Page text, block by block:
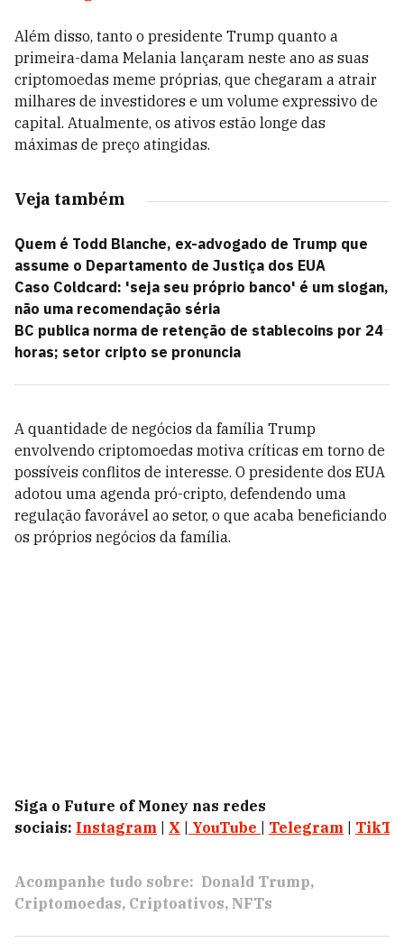
Além disso, tanto o presidente Trump quanto a
primeira-dama Melania lançaram neste ano as suas
criptomoedas meme próprias, que chegaram a atrair
milhares de investidores e um volume expressivo de
capital. Atualmente, os ativos estão longe das
máximas de preço atingidas.
Veja também
Quem é Todd Blanche, ex-advogado de Trump que
assume o Departamento de Justiça dos EUA
Caso Coldcard: 'seja seu próprio banco' é um slogan,
não uma recomendação séria
BC publica norma de retenção de stablecoins por 24
horas; setor cripto se pronuncia
A quantidade de negócios da família Trump
envolvendo criptomoedas motiva críticas em torno de
possíveis conflitos de interesse. O presidente dos EUA
adotou uma agenda pró-cripto, defendendo uma
regulação favorável ao setor, o que acaba beneficiando
os próprios negócios da família.
Siga o Future of Money nas redes
sociais: Instagram X YouTube Telegram
Acompanhe tudo sobre: Donald Trump
Criptomoedas Criptoativos NFTs